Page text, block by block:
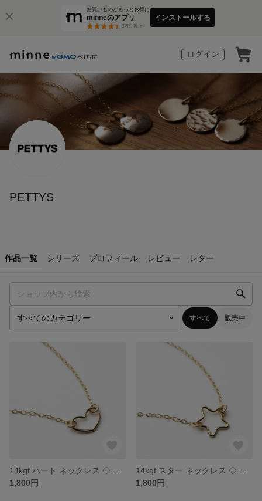
お買いものがもっとお得に
minneのアプリ
3万件以上
インストールする
ログイン
PETTYS
作品一覧 シリーズ プロフィール レビュー レター
すべて 販売中
1,800円
1,800円